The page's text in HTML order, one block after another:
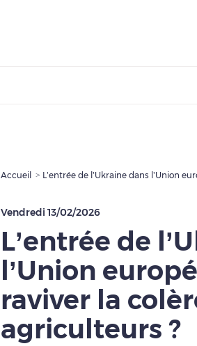
Accueil L’entrée de l’Ukraine dans l’Union
Vendredi 13/02/2026
L’entrée de
l’Union
raviver la
agriculteurs ?